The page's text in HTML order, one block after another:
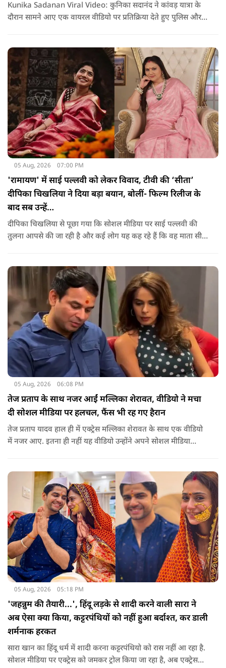
Kunika Sadanan Viral Video: कुनिका सदानंद ने कांवड़ यात्रा के
दौरान सामने आए एक वायरल वीडियो पर प्रतिक्रिया देते हुए पुलिस और
मारपीट करता है, तो उसके खिलाफ सख्त कार्रवाई होनी चाहिए.
05 Aug, 2026 07:00 PM
'रामायण' में साई पल्लवी को लेकर विवाद, टीवी की ‘सीता’
दीपिका चिखलिया ने दिया बड़ा बयान, बोलीं- फिल्म रिलीज के
बाद सब उन्हें…
दीपिका चिखलिया से पूछा गया कि सोशल मीडिया पर साई पल्लवी की
तुलना आपसे की जा रही है और कई लोग यह कह रहे हैं कि वह माता सीता
के प्यार के रूप में देखती हैं.
05 Aug, 2026 06:08 PM
तेज प्रताप के साथ नजर आईं मल्लिका शेरावत, वीडियो ने मचा
दी सोशल मीडिया पर हलचल, फैंस भी रह गए हैरान
तेज प्रताप यादव हाल ही में एक्ट्रेस मल्लिका शेरावत के साथ एक वीडियो
में नजर आए. इतना ही नहीं यह वीडियो उन्होंने अपने सोशल मीडिया
05 Aug, 2026 05:18 PM
'जहन्नुम की तैयारी...', हिंदू लड़के से शादी करने वाली सारा ने
अब ऐसा क्या किया, कट्टरपंथियों को नहीं हुआ बर्दाश्त, कर डाली
शर्मनाक हरकत
सारा खान का हिंदू धर्म में शादी करना कट्टरपंथियो को रास नहीं आ रहा है.
सोशल मीडिया पर एक्ट्रेस को जमकर ट्रोल किया जा रहा है, अब एक्ट्रेस